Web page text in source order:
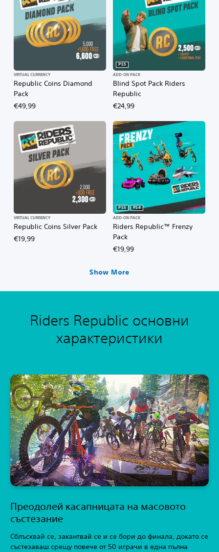
Republic Coins Diamond
Pack
VIRTUAL CURRENCY
€49,99
Blind Spot Pack Riders
Republic
PS5
ADD-ON PACK
€24,99
Republic Coins Silver Pack
VIRTUAL CURRENCY
€19,99
Riders Republic™ Frenzy
Pack
PS5
PS4
ADD-ON PACK
€19,99
Show More
Riders Republic основни
характеристики
Преодолей касапницата на масовото
състезание
Сблъсквай се, закантвай се и се бори до финала, докато се
състезаваш срещу повече от 50 играчи в една пълна